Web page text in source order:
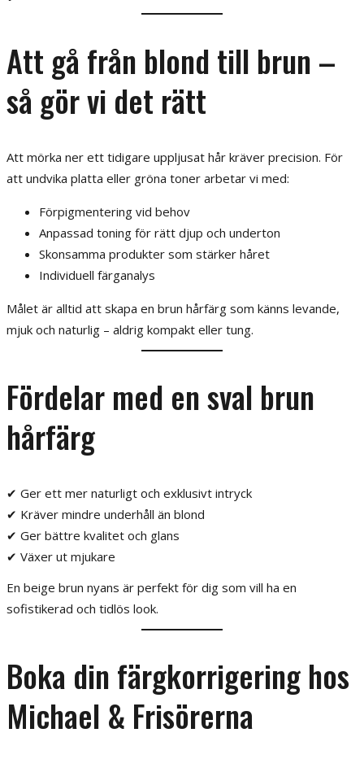
Att gå från blond till brun –
så gör vi det rätt
Att mörka ner ett tidigare uppljusat hår kräver precision. För
att undvika platta eller gröna toner arbetar vi med:
Förpigmentering vid behov
Anpassad toning för rätt djup och underton
Skonsamma produkter som stärker håret
Individuell färganalys
Målet är alltid att skapa en brun hårfärg som känns levande,
mjuk och naturlig – aldrig kompakt eller tung.
Fördelar med en sval brun
hårfärg
✔ Ger ett mer naturligt och exklusivt intryck
✔ Kräver mindre underhåll än blond
✔ Ger bättre kvalitet och glans
✔ Växer ut mjukare
En beige brun nyans är perfekt för dig som vill ha en
sofistikerad och tidlös look.
Boka din färgkorrigering hos
Michael & Frisörerna